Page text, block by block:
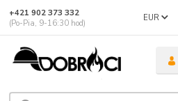
EUR
+421 902 373 332
(Po-Pia, 9-16:30 hod)